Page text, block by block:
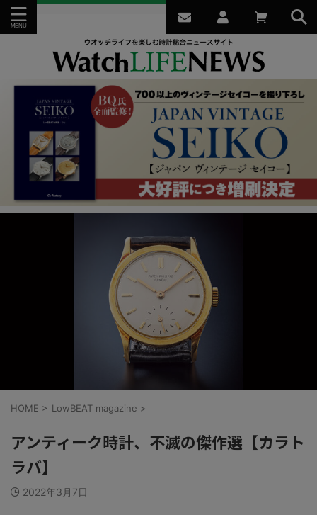
HOME > LowBEAT magazine >
アンティーク時計、不滅の傑作選【カラト
ラバ】
2022年3月7日